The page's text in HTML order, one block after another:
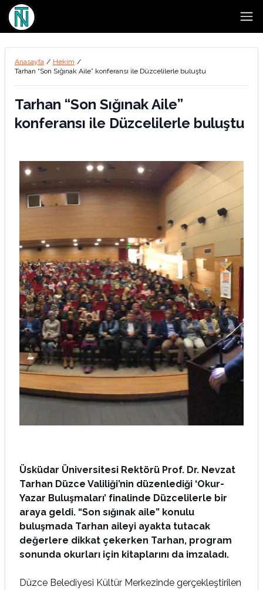
Anasayfa / Hekim /
Tarhan “Son Sığınak Aile” konferansı ile Düzcelilerle buluştu
Tarhan “Son Sığınak Aile”
konferansı ile Düzcelilerle buluştu
Üsküdar Üniversitesi Rektörü Prof. Dr. Nevzat
Tarhan Düzce Valiliği’nin düzenlediği ‘Okur-
Yazar Buluşmaları’ finalinde Düzcelilerle bir
araya geldi. “Son sığınak aile” konulu
buluşmada Tarhan aileyi ayakta tutacak
değerlere dikkat çekerken Tarhan, program
sonunda okurları için kitaplarını da imzaladı.
Düzce Belediyesi Kültür Merkezinde gerçekleştirilen